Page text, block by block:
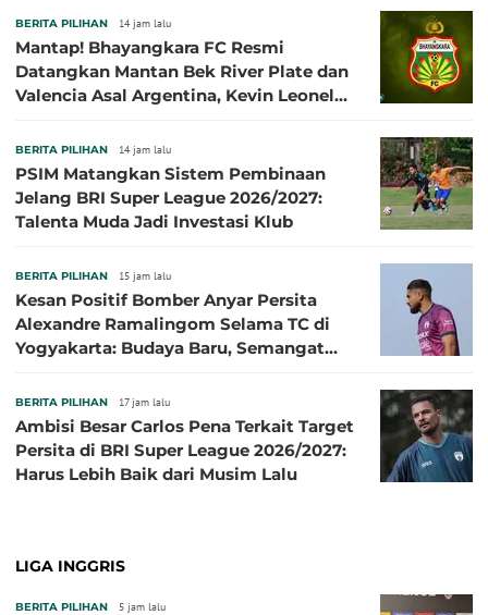
BERITA PILIHAN 14 jam lalu
Mantap! Bhayangkara FC Resmi
Datangkan Mantan Bek River Plate dan
Valencia Asal Argentina, Kevin Leonel
BERITA PILIHAN 14 jam lalu
PSIM Matangkan Sistem Pembinaan
Jelang BRI Super League 2026/2027:
Talenta Muda Jadi Investasi Klub
BERITA PILIHAN 15 jam lalu
Kesan Positif Bomber Anyar Persita
Alexandre Ramalingom Selama TC di
Yogyakarta: Budaya Baru, Semangat
BERITA PILIHAN 17 jam lalu
Ambisi Besar Carlos Pena Terkait Target
Persita di BRI Super League 2026/2027:
Harus Lebih Baik dari Musim Lalu
LIGA INGGRIS
BERITA PILIHAN 5 jam lalu